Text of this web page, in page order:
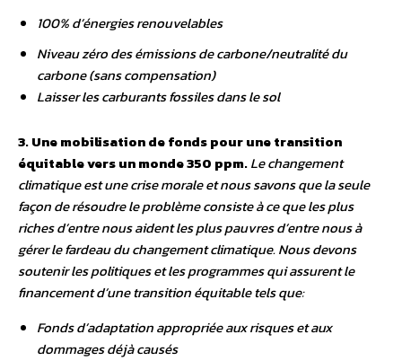
100% d’énergies renouvelables
Niveau zéro des émissions de carbone/neutralité du
carbone (sans compensation)
Laisser les carburants fossiles dans le sol
3. Une mobilisation de fonds pour une transition
équitable vers un monde 350 ppm.Le changement
climatique est une crise morale et nous savons que la seule
façon de résoudre le problème consiste à ce que les plus
riches d’entre nous aident les plus pauvres d’entre nous à
gérer le fardeau du changement climatique. Nous devons
soutenir les politiques et les programmes qui assurent le
financement d’une transition équitable tels que:
Fonds d’adaptation appropriée aux risques et aux
dommages déjà causés